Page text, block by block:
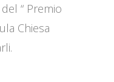
“ Premio
Chiesa